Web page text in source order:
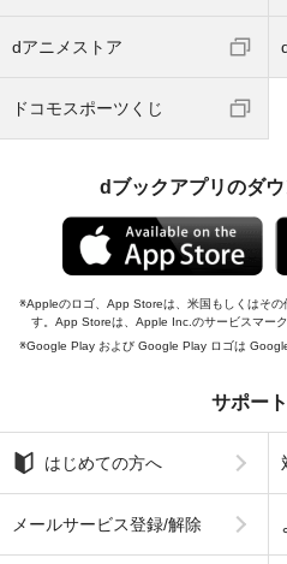
dアニメストア
ドコモスポーツくじ
dブックアプリのダ
Appleのロゴ、App Storeは、米国もしくはそ
す。App Storeは、Apple Inc.のサービスマーク
Google Play および Google Play ロゴは
サポー
はじめての方へ
メールサービス登録/解除